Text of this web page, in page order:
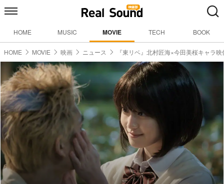
HOME MUSIC MOVIE TECH BOOK
HOME MOVIE 映画 ニュース 『東リベ』北村匠海×今田美桜キャラ映